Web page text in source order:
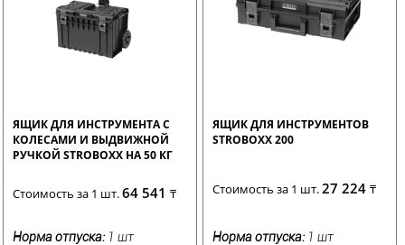
ЯЩИК ДЛЯ ИНСТРУМЕНТА С
КОЛЕСАМИ И ВЫДВИЖНОЙ
РУЧКОЙ STROBOXX НА 50 КГ
Стоимость за 1 шт.64 541 ₸
Норма отпуска: 1 шт
ЯЩИК ДЛЯ ИНСТРУМЕНТОВ
STROBOXX 200
Стоимость за 1 шт.27 224₸
Норма отпуска: 1 шт